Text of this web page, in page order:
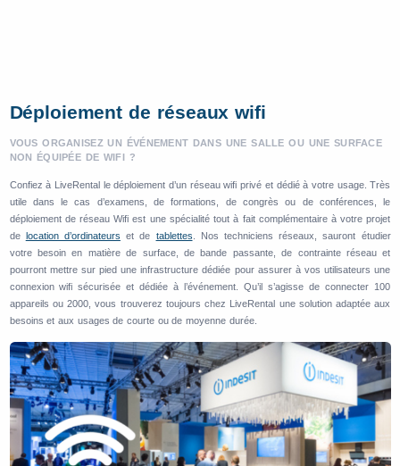
Déploiement de réseaux wifi
VOUS ORGANISEZ UN ÉVÉNEMENT DANS UNE SALLE OU UNE SURFACE
NON ÉQUIPÉE DE WIFI ?
Confiez à LiveRental le déploiement d’un réseau wifi privé et dédié à votre usage. Très
utile dans le cas d’examens, de formations, de congrès ou de conférences, le
déploiement de réseau Wifi est une spécialité tout à fait complémentaire à votre projet
de location d’ordinateurs et de tablettes . Nos techniciens réseaux, sauront étudier
votre besoin en matière de surface, de bande passante, de contrainte réseau et
pourront mettre sur pied une infrastructure dédiée pour assurer à vos utilisateurs une
connexion wifi sécurisée et dédiée à l’événement. Qu’il s’agisse de connecter 100
appareils ou 2000, vous trouverez toujours chez LiveRental une solution adaptée aux
besoins et aux usages de courte ou de moyenne durée.